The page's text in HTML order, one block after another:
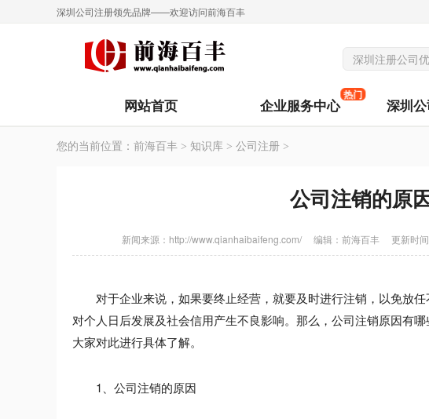
深圳公司注册领先品牌——欢迎访问前海百丰
网站首页 企业服务中心
热门
深圳
您的当前位置： 前海百丰 > 知识库 > 公司注册 >
公司注销的原
新闻来源：http://www.qianhaibaifeng.com/ 编辑： 前海百丰 更新时间
对于企业来说，如果要终止经营，就要及时进行注销，以免放任
对个人日后发展及社会信用产生不良影响。那么，公司注销原因有
大家对此进行具体了解。
1、公司注销的原因